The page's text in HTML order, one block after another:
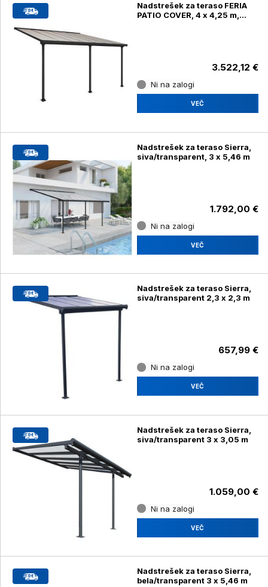
Nadstrešek za teraso FERIA
PATIO COVER, 4 x 4,25 m,
3.522,12 €
Ni na zalogi
VEČ
Nadstrešek za teraso Sierra,
siva/transparent, 3 x 5,46 m
1.792,00 €
Ni na zalogi
VEČ
Nadstrešek za teraso Sierra,
siva/transparent 2,3 x 2,3 m
657,99 €
Ni na zalogi
VEČ
Nadstrešek za teraso Sierra,
siva/transparent 3 x 3,05 m
1.059,00 €
Ni na zalogi
VEČ
Nadstrešek za teraso Sierra,
bela/transparent 3 x 5,46 m